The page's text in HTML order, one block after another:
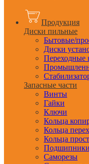
Продукция
Диски пильные
Бытовые/
Диски
Переходные
Запасные части
Винты
Гайки
Ключи
Кольца
Кольца
Кольца
Подшипники
Саморезы